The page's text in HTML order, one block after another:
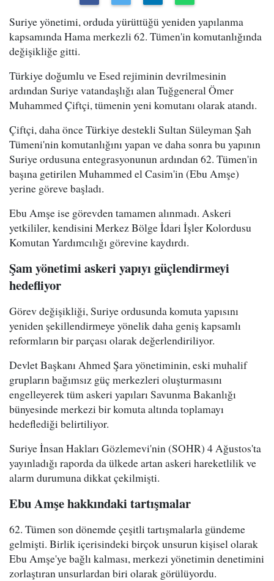
Suriye yönetimi, orduda yürüttüğü yeniden yapılanma
kapsamında Hama merkezli 62. Tümen'in komutanlığında
değişikliğe gitti.
Türkiye doğumlu ve Esed rejiminin devrilmesinin
ardından Suriye vatandaşlığı alan Tuğgeneral Ömer
Muhammed Çiftçi, tümenin yeni komutanı olarak atandı.
Çiftçi, daha önce Türkiye destekli Sultan Süleyman Şah
Tümeni'nin komutanlığını yapan ve daha sonra bu yapının
Suriye ordusuna entegrasyonunun ardından 62. Tümen'in
başına getirilen Muhammed el Casim'in (Ebu Amşe)
yerine göreve başladı.
Ebu Amşe ise görevden tamamen alınmadı. Askeri
yetkililer, kendisini Merkez Bölge İdari İşler Kolordusu
Komutan Yardımcılığı görevine kaydırdı.
Şam yönetimi askeri yapıyı güçlendirmeyi
hedefliyor
Görev değişikliği, Suriye ordusunda komuta yapısını
yeniden şekillendirmeye yönelik daha geniş kapsamlı
reformların bir parçası olarak değerlendiriliyor.
Devlet Başkanı Ahmed Şara yönetiminin, eski muhalif
grupların bağımsız güç merkezleri oluşturmasını
engelleyerek tüm askeri yapıları Savunma Bakanlığı
bünyesinde merkezi bir komuta altında toplamayı
hedeflediği belirtiliyor.
Suriye İnsan Hakları Gözlemevi'nin (SOHR) 4 Ağustos'ta
yayınladığı raporda da ülkede artan askeri hareketlilik ve
alarm durumuna dikkat çekilmişti.
Ebu Amşe hakkındaki tartışmalar
62. Tümen son dönemde çeşitli tartışmalarla gündeme
gelmişti. Birlik içerisindeki birçok unsurun kişisel olarak
Ebu Amşe'ye bağlı kalması, merkezi yönetimin denetimini
zorlaştıran unsurlardan biri olarak görülüyordu.